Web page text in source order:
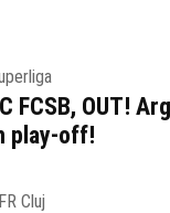
FCSB, OUT!
play-off!
Cluj